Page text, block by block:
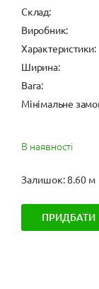
Cклад:
Виробник:
Характеристики:
Ширина:
Вага:
Мінімальне
В наявності
Залишок: 8.60 м
ПРИДБАТИ